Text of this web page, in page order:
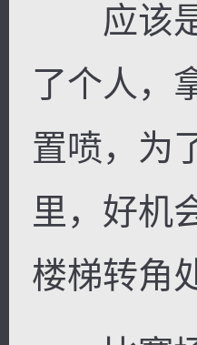
应该是
了个人，
置喷，为
里，好机
楼梯转角